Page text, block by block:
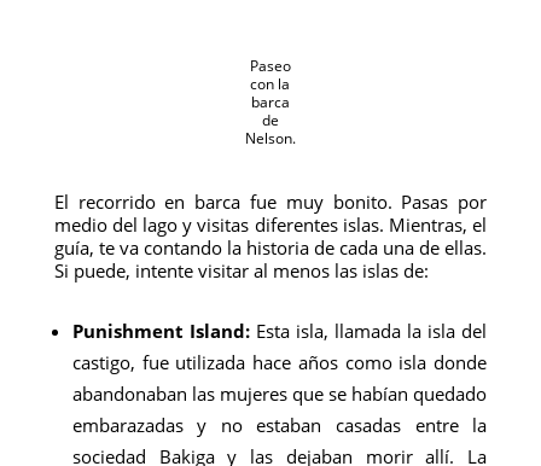
Paseo
con la
barca
de
Nelson.
El recorrido en barca fue muy bonito. Pasas por
medio del lago y visitas diferentes islas. Mientras, el
guía, te va contando la historia de cada una de ellas.
Si puede, intente visitar al menos las islas de:
Punishment Island:Esta isla, llamada la isla del
castigo, fue utilizada hace años como isla donde
abandonaban las mujeres que se habían quedado
embarazadas y no estaban casadas entre la
sociedad Bakiga y las dejaban morir allí. La